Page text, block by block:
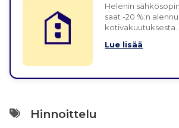
Helenin
saat -20 %:n
kotivakuutuksesta.
Lue lisää
Hinnoittelu